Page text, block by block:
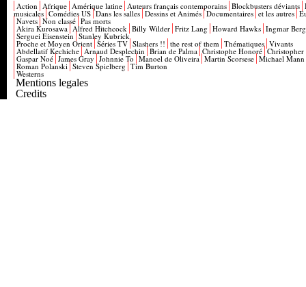
Action Afrique Amérique latine Auteurs français contemporains Blockbusters déviants
musicales Comédies US Dans les salles Dessins et Animés Documentaires et les autres
Navets Non classé Pas morts
Akira Kurosawa Alfred Hitchcock Billy Wilder Fritz Lang Howard Hawks Ingmar
Serguei Eisenstein Stanley Kubrick
Proche et Moyen Orient Séries TV Slashers !! the rest of them Thématiques Vivants
Abdellatif Kechiche Arnaud Desplechin Brian de Palma Christophe Honoré
Gaspar Noé James Gray Johnnie To Manoel de Oliveira Martin Scorsese Michael Mann
Roman Polanski Steven Spielberg Tim Burton
Westerns
Mentions legales
Credits